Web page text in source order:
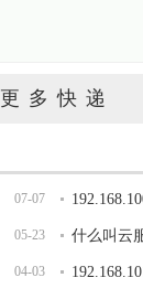
更多快递
07-07
05-23 什么叫云
04-03